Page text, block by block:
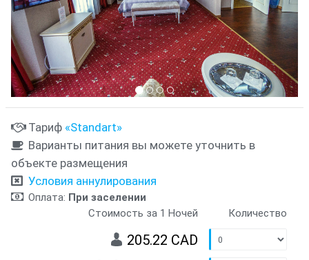
Тариф «Standart»
Варианты питания вы можете уточнить в
объекте размещения
Условия аннулирования
Оплата: При заселении
Стоимость за 1 Ночей
Количество
205.22 CAD